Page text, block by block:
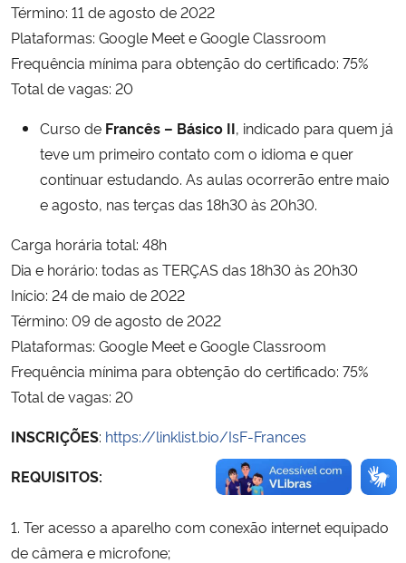
Término: 11 de agosto de 2022
Plataformas: Google Meet e Google Classroom
Frequência mínima para obtenção do certificado: 75%
Total de vagas: 20
Curso de Francês – Básico II, indicado para quem já
teve um primeiro contato com o idioma e quer
continuar estudando. As aulas ocorrerão entre maio
e agosto, nas terças das 18h30 às 20h30.
Carga horária total: 48h
Dia e horário: todas as TERÇAS das 18h30 às 20h30
Início: 24 de maio de 2022
Término: 09 de agosto de 2022
Plataformas: Google Meet e Google Classroom
Frequência mínima para obtenção do certificado: 75%
Total de vagas: 20
INSCRIÇÕES: https://linklist.bio/IsF-Frances
REQUISITOS:
1. Ter acesso a aparelho com conexão internet equipado
de câmera e microfone;